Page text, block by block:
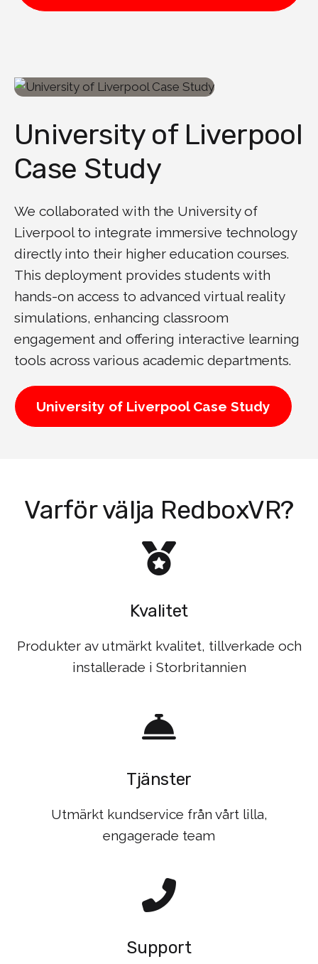
University of Liverpool
Case Study
We collaborated with the University of
Liverpool to integrate immersive technology
directly into their higher education courses.
This deployment provides students with
hands-on access to advanced virtual reality
simulations, enhancing classroom
engagement and offering interactive learning
tools across various academic departments.
University of Liverpool Case Study
Varför välja RedboxVR?
Kvalitet
Produkter av utmärkt kvalitet, tillverkade och
installerade i Storbritannien
Tjänster
Utmärkt kundservice från vårt lilla,
engagerade team
Support